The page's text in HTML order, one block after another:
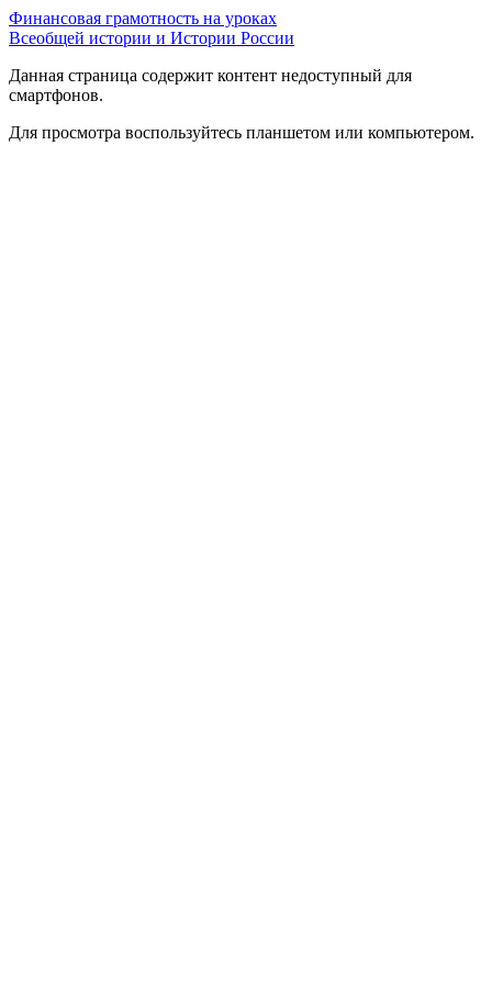
Финансовая грамотность на уроках
Всеобщей истории и Истории России
Данная страница содержит контент недоступный для
смартфонов.
Для просмотра воспользуйтесь планшетом или компьютером.